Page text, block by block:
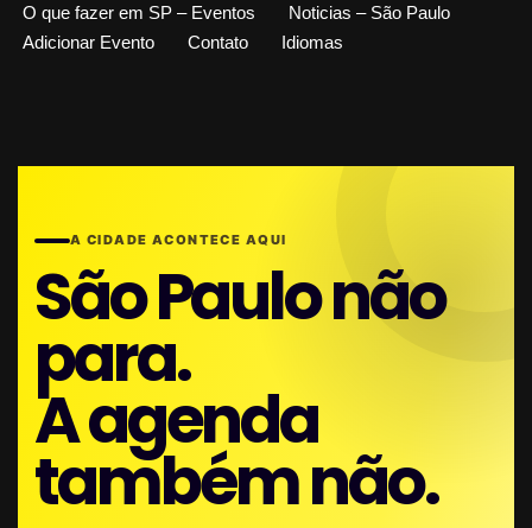
O que fazer em SP – Eventos
Noticias – São Paulo
Adicionar Evento
Contato Idiomas
A CIDADE ACONTECE AQUI
São Paulo não
para.
A agenda
também não.